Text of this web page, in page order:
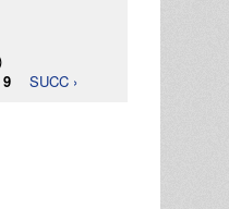
SUCC ›